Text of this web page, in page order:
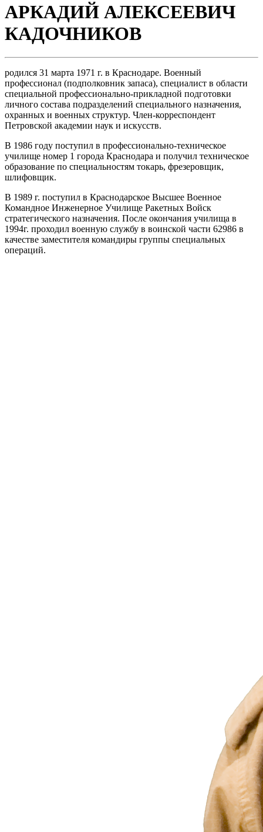
АРКАДИЙ АЛЕКСЕЕВИЧ
КАДОЧНИКОВ
родился 31 марта 1971 г. в Краснодаре. Военный
профессионал (подполковник запаса), специалист в области
специальной профессионально-прикладной подготовки
личного состава подразделений специального назначения,
охранных и военных структур. Член-корреспондент
Петровской академии наук и искусств.
В 1986 году поступил в профессионально-техническое
училище номер 1 города Краснодара и получил техническое
образование по специальностям токарь, фрезеровщик,
шлифовщик.
В 1989 г. поступил в Краснодарское Высшее Военное
Командное Инженерное Училище Ракетных Войск
стратегического назначения. После окончания училища в
1994г. проходил военную службу в воинской части 62986 в
качестве заместителя командиры группы специальных
операций.